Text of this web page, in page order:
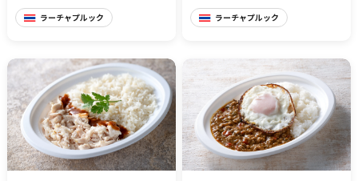
ラーチャプルック ラーチャプルック